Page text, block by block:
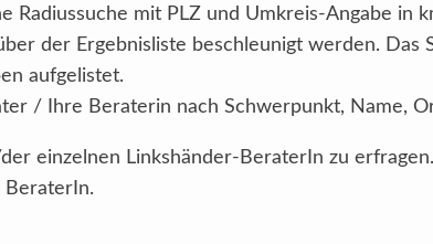
Radiussuche mit PLZ und Umkreis-Angabe in
der Ergebnisliste beschleunigt werden.
aufgelistet.
/ Ihre Beraterin nach Schwerpunkt, Name,
einzelnen Linkshänder-BeraterIn zu